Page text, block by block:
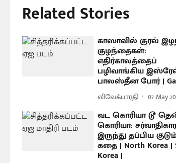
Related Stories
காஸாவில் குரல்
குழந்தைகள்:
எதிர்காலத்தைப்
பழிவாங்கிய
பாலஸ்தீன போர் |
விவேக்பாரதி 07 May
வட கொரியா டூ
கொரியா:
இருந்து தப்பிய
கதை | North Korea |
Korea |